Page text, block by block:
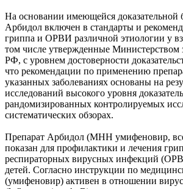
На основании имеющейся доказательной
Арбидол включен в стандарты и
гриппа и ОРВИ различной этиологии у
том числе утвержденные Министерством
РФ, с уровнем достоверности
что рекомендации по применению
указанных заболеваниях основаны на
исследований высокого уровня
рандомизированных контролируемых
систематических обзорах.
Препарат Арбидол (МНН умифеновир,
показан для профилактики и лечения
респираторных вирусных инфекций
детей. Согласно инструкции по
(умифеновир) активен в отношении